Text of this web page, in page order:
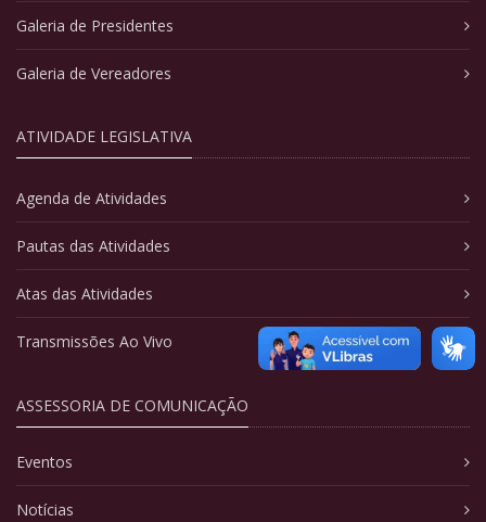
Galeria de Presidentes
Galeria de Vereadores
ATIVIDADE LEGISLATIVA
Agenda de Atividades
Pautas das Atividades
Atas das Atividades
Transmissões Ao Vivo
ASSESSORIA DE COMUNICAÇÃO
Eventos
Notícias